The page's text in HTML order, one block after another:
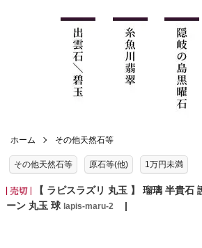
ホーム その他天然石等
その他天然石等 原石等(他) 1万円未満
【 ラピスラズリ 丸玉 】 瑠璃 半貴石
ーン 丸玉 球 lapis-maru-2